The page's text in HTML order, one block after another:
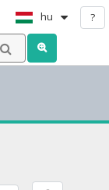
hu ?